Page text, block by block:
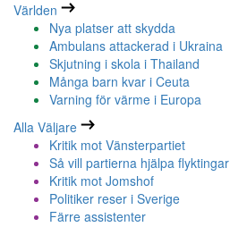
Världen
Nya platser att skydda
Ambulans attackerad i Ukraina
Skjutning i skola i Thailand
Många barn kvar i Ceuta
Varning för värme i Europa
Alla Väljare
Kritik mot Vänsterpartiet
Så vill partierna hjälpa flyktingar
Kritik mot Jomshof
Politiker reser i Sverige
Färre assistenter